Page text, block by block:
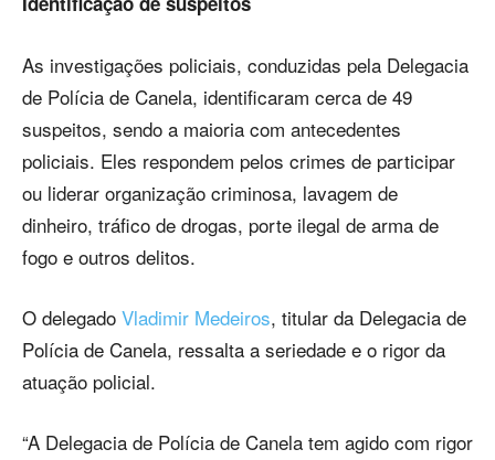
As investigações policiais, conduzidas pela Delegacia
de Polícia de Canela, identificaram cerca de 49
suspeitos, sendo a maioria com antecedentes
policiais. Eles respondem pelos crimes de participar
ou liderar organização criminosa, lavagem de
dinheiro, tráfico de drogas, porte ilegal de arma de
fogo e outros delitos.
O delegado Vladimir Medeiros, titular da Delegacia de
Polícia de Canela, ressalta a seriedade e o rigor da
atuação policial.
“A Delegacia de Polícia de Canela tem agido com rigor